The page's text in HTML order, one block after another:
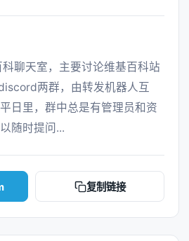
两群，由转发机器人互
日里，群中总是有管理员和资
随时提问...
复制链接